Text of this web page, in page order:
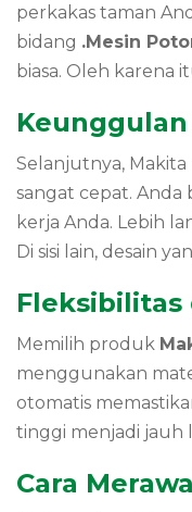
perkakas taman
bidang .Mesin
biasa. Oleh karena
Selanjutnya, Makita
sangat cepat.
kerja Anda. Lebih
Di sisi lain, desain
Fleksibilitas
Memilih produk
menggunakan
otomatis
tinggi menjadi jauh
Cara